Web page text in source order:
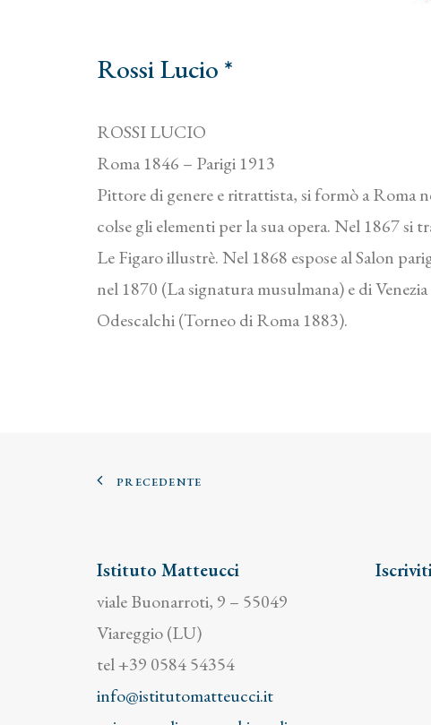
Rossi Lucio *
ROSSI LUCIO
Roma 1846 – Parigi 1913
Pittore di genere e ritrattista, si formò a Roma
colse gli elementi per la sua opera. Nel 1867
Le Figaro illustrè. Nel 1868 espose al Salon
nel 1870 (La signatura musulmana) e di
Odescalchi (Torneo di Roma 1883).
PRECEDENTE
Istituto Matteucci
viale Buonarroti, 9 – 55049
Viareggio (LU)
tel +39 0584 54354
info@istitutomatteucci.it